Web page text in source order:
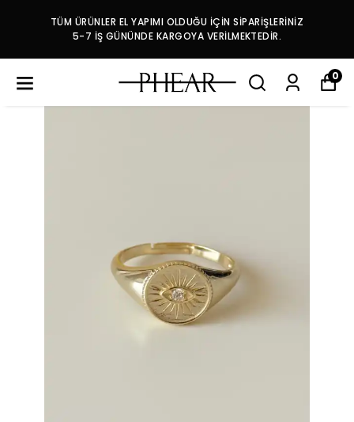
TÜM ÜRÜNLER EL YAPIMI OLDUĞU İÇİN SİPARİŞLERİNİZ
5-7 İŞ GÜNÜNDE KARGOYA VERİLMEKTEDİR.
0